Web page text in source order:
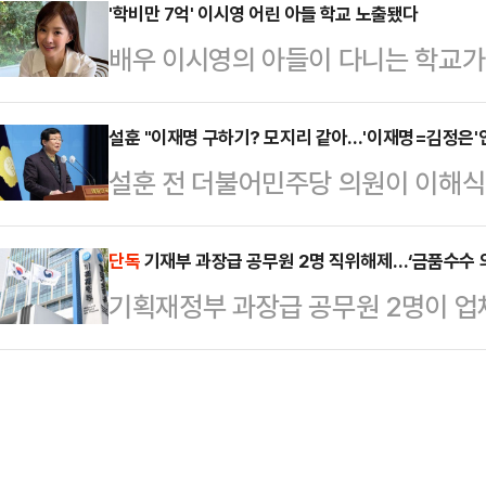
(SCMP)에 따르면 중국 동부 저장
으로 우울감에 빠진 어머니를 위로
던 중 A씨는 부부가 된 지 20년 차
쇼핑하는 모습을 보게 됐다.이에 분
이기 시작했다. 이 과정에서 이를
증세를 보이며…
'학비만 7억' 이시영 어린 아들 학교 노출됐다
배우 이시영의 아들이 다니는 학교
일 자신의 소셜미디어(SNS)를 통
개했다. 이 과정에서 아들의 유치원
이시영의 아들이 다니는 학교는 인
학교는 외국 거주 조건 없이 내국인
이 높은 편으로 알려졌다.이 학교
과정을 모두 마치려면 교육비만 약
다. 국내에서 학…
설훈 "이재명 구하기? 모지리 같아…'이재명=김정은'
설훈 전 더불어민주당 의원이 이해
를 빗대 '신의 사제·종'이라고 은유
로 들며 "이런 표현은 말이 안 된다
라디오 '뉴스파이팅'에 출연해 '신
끼는 후배인데 어찌해서 이런 발언
단독기재부 과장급 공무원 2명 직위해제…‘금품수수
기획재정부 과장급 공무원 2명이
혐의로 입건돼 직위 해제됐다.21일